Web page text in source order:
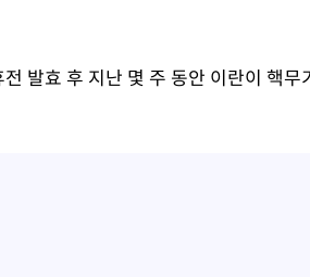
발효 후 지난 몇 주 동안 이란이 핵